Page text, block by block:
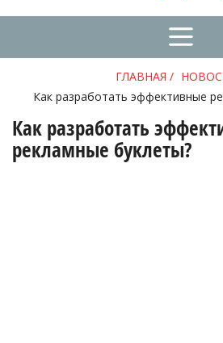
ГЛАВНАЯ /
Как разработать эффективные
Как разработать
рекламные буклеты?